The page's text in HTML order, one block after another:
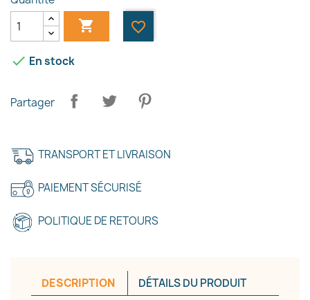
 favorite_border
 En stock
Partager
TRANSPORT ET LIVRAISON
PAIEMENT SÉCURISÉ
POLITIQUE DE RETOURS
DESCRIPTION DÉTAILS DU PRODUIT
Créer une liste d'envies
Nom de la liste d'envies